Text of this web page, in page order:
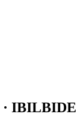
· IBILBIDE